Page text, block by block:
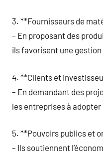
3. **Fournisseurs de
– En proposant des
ils favorisent une
4. **Clients et
– En demandant des
les entreprises à
5. **Pouvoirs publics et
– Ils soutiennent